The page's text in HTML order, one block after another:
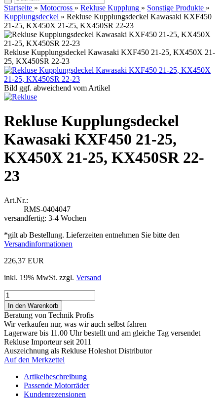
Startseite » Motocross » Rekluse Kupplung » Sonstige Produkte »
Kupplungsdeckel » Rekluse Kupplungsdeckel Kawasaki KXF450
21-25, KX450X 21-25, KX450SR 22-23
Rekluse Kupplungsdeckel Kawasaki KXF450 21-25, KX450X 21-
25, KX450SR 22-23
Bild ggf. abweichend vom Artikel
Rekluse Kupplungsdeckel
Kawasaki KXF450 21-25,
KX450X 21-25, KX450SR 22-
23
Art.Nr.:
RMS-0404047
versandfertig: 3-4 Wochen
*gilt ab Bestellung. Lieferzeiten entnehmen Sie bitte den
Versandinformationen
226,37 EUR
inkl. 19% MwSt. zzgl. Versand
Beratung von Technik Profis
Wir verkaufen nur, was wir auch selbst fahren
Lagerware bis 11.00 Uhr bestellt und am gleiche Tag versendet
Rekluse Importeur seit 2011
Auszeichnung als Rekluse Holeshot Distributor
Auf den Merkzettel
Artikelbeschreibung
Passende Motorräder
Kundenrezensionen